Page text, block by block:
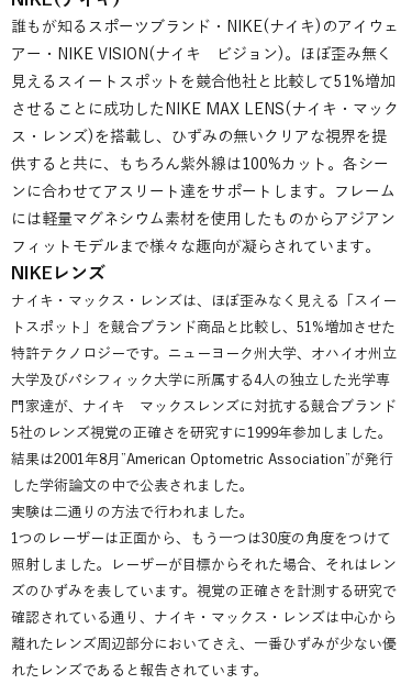
誰もが知るスポーツブランド・NIKE(ナイキ)のアイウェ
アー・NIKE VISION(ナイキ ビジョン)。ほぼ歪み無く
見えるスイートスポットを競合他社と比較して51%増加
させることに成功したNIKE MAX LENS(ナイキ・マック
ス・レンズ)を搭載し、ひずみの無いクリアな視界を提
供すると共に、もちろん紫外線は100%カット。各シー
ンに合わせてアスリート達をサポートします。フレーム
には軽量マグネシウム素材を使用したものからアジアン
フィットモデルまで様々な趣向が凝らされています。
NIKEレンズ
ナイキ・マックス・レンズは、ほぼ歪みなく見える「スイー
トスポット」を競合ブランド商品と比較し、51%増加させた
特許テクノロジーです。ニューヨーク州大学、オハイオ州立
大学及びパシフィック大学に所属する4人の独立した光学専
門家達が、ナイキ マックスレンズに対抗する競合ブランド
5社のレンズ視覚の正確さを研究すに1999年参加しました。
結果は2001年8月”American Optometric Association”が発行
した学術論文の中で公表されました。
実験は二通りの方法で行われました。
1つのレーザーは正面から、もう一つは30度の角度をつけて
照射しました。レーザーが目標からそれた場合、それはレン
ズのひずみを表しています。視覚の正確さを計測する研究で
確認されている通り、ナイキ・マックス・レンズは中心から
離れたレンズ周辺部分においてさえ、一番ひずみが少ない優
れたレンズであると報告されています。